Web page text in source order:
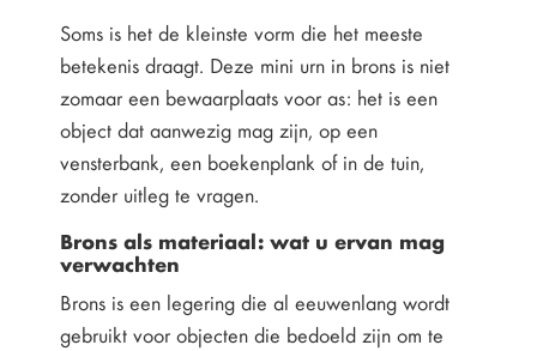
Soms is het de kleinste vorm die het meeste
betekenis draagt. Deze mini urn in brons is niet
zomaar een bewaarplaats voor as: het is een
object dat aanwezig mag zijn, op een
vensterbank, een boekenplank of in de tuin,
zonder uitleg te vragen.
Brons als materiaal: wat u ervan mag
verwachten
Brons is een legering die al eeuwenlang wordt
gebruikt voor objecten die bedoeld zijn om te